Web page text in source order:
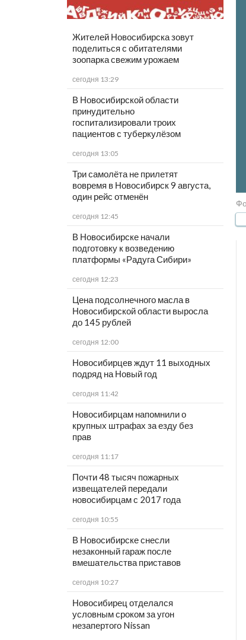
Жителей Новосибирска зовут
поделиться с обитателями
зоопарка свежим урожаем
сегодня 13:29
В Новосибирской области
принудительно
госпитализировали троих
пациентов с туберкулёзом
сегодня 13:05
Три самолёта не прилетят
вовремя в Новосибирск 9 августа,
один рейс отменён
сегодня 12:45
В Новосибирске начали
подготовку к возведению
платформы «Радуга Сибири»
сегодня 12:23
Цена подсолнечного масла в
Новосибирской области выросла
до 145 рублей
сегодня 12:00
Новосибирцев ждут 11 выходных
подряд на Новый год
сегодня 11:42
Новосибирцам напомнили о
крупных штрафах за езду без
прав
сегодня 11:17
Почти 48 тысяч пожарных
извещателей передали
новосибирцам с 2017 года
сегодня 10:55
В Новосибирске снесли
незаконный гараж после
вмешательства приставов
сегодня 10:27
Новосибирец отделался
условным сроком за угон
незапертого Nissan